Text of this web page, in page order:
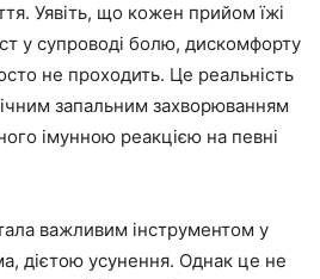
Уявіть, що кожен прийом їжі
у супроводі болю, дискомфорту
не проходить. Це реальність
запальним захворюванням
імунною реакцією на певні
важливим інструментом у
дієтою усунення. Однак це не